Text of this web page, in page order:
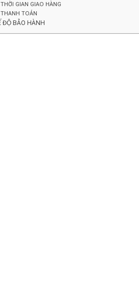
GIAN GIAO HÀNG
THANH TOÁN
ĐỘ BẢO HÀNH